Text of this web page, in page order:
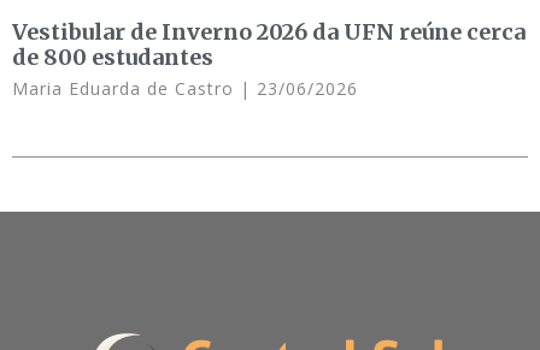
Vestibular de Inverno 2026 da UFN reúne cerca
de 800 estudantes
Maria Eduarda de Castro 23/06/2026